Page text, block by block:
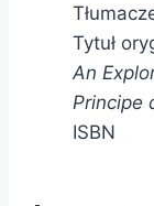
Tytuł
An
Principe
ISBN